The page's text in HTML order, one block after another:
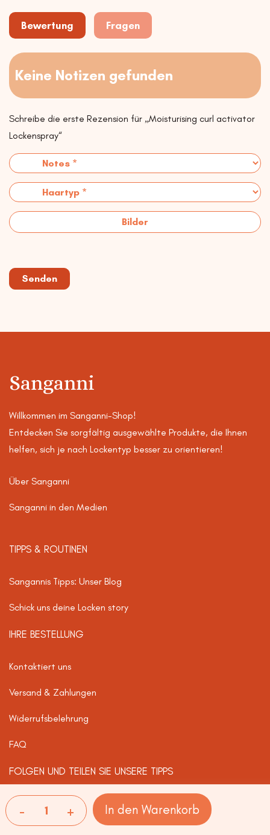
Moisturising curl activator Lockenspray Menge
- + In den Warenkorb
Bewertung Fragen
Keine Notizen gefunden
Schreibe die erste Rezension für „Moisturising curl activator
Lockenspray“
Bilder
Sanganni
Willkommen im Sanganni-Shop!
Entdecken Sie sorgfältig ausgewählte Produkte, die Ihnen
helfen, sich je nach Lockentyp besser zu orientieren!
Über Sanganni
Sanganni in den Medien
TIPPS & ROUTINEN
Sangannis Tipps: Unser Blog
Schick uns deine Locken story
IHRE BESTELLUNG
Kontaktiert uns
Versand & Zahlungen
Widerrufsbelehrung
FAQ
FOLGEN UND TEILEN SIE UNSERE TIPPS